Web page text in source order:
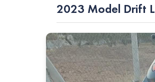
2023 Model Drift L